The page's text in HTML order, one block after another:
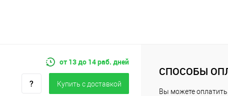
от 13 до 14 раб. дней
Купить c доставкой
СПОСОБЫ
Вы можете оплатить